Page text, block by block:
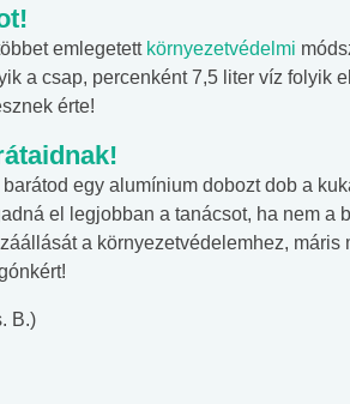
emlegetett környezetvédelmi
a csap, percenként 7,5 liter víz folyik
érte!
egy alumínium dobozt dob a
el legjobban a tanácsot, ha nem a
a környezetvédelemhez, máris
B.)
#Betegségek
Elsősegély
tudásteszt
#Suli,
Angol